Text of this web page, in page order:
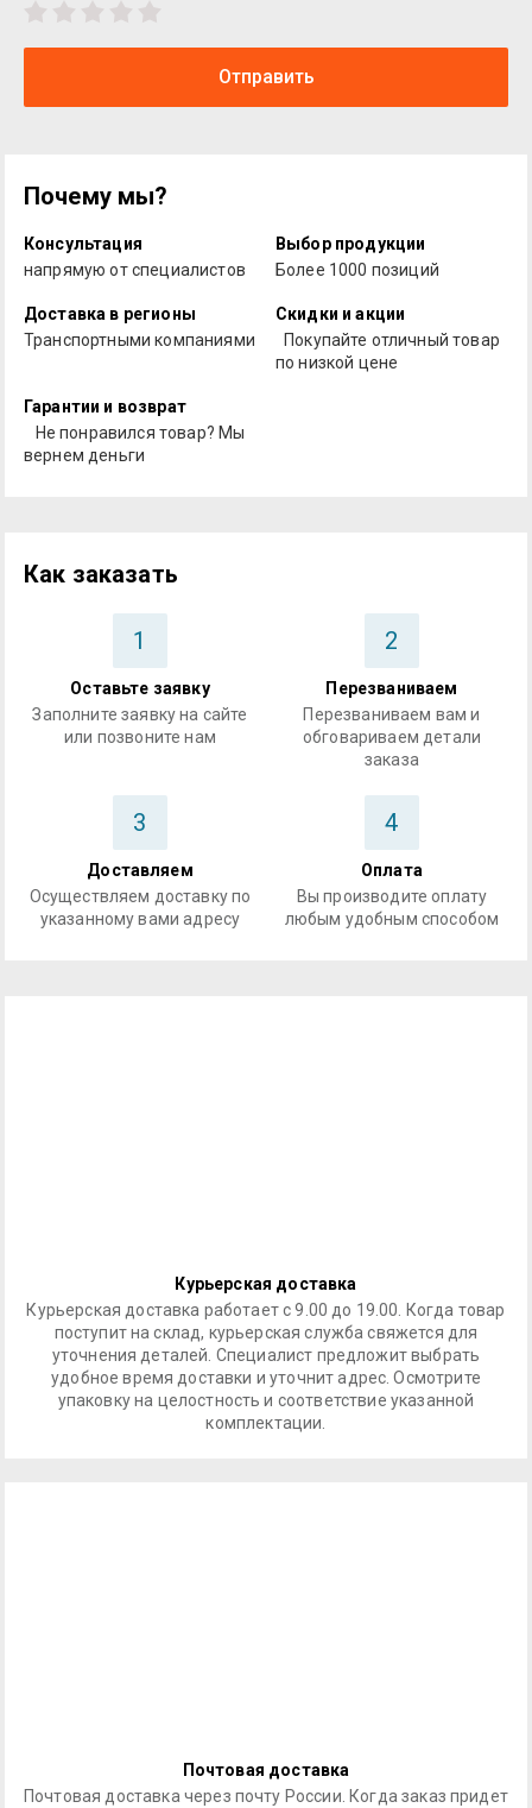
Отправить
Почему мы?
Консультация
напрямую от специалистов
Выбор продукции
Более 1000 позиций
Доставка в регионы
Транспортными компаниями
Скидки и акции
Покупайте отличный товар
по низкой цене
Гарантии и возврат
Не понравился товар? Мы
вернем деньги
Как заказать
1
Оставьте заявку
Заполните заявку на сайте
или позвоните нам
2
Перезваниваем
Перезваниваем вам и
обговариваем детали
заказа
3
Доставляем
Осуществляем доставку по
указанному вами адресу
4
Оплата
Вы производите оплату
любым удобным способом
Курьерская доставка
Курьерская доставка работает с 9.00 до 19.00. Когда товар
поступит на склад, курьерская служба свяжется для
уточнения деталей. Специалист предложит выбрать
удобное время доставки и уточнит адрес. Осмотрите
упаковку на целостность и соответствие указанной
комплектации.
Почтовая доставка
Почтовая доставка через почту России. Когда заказ придет